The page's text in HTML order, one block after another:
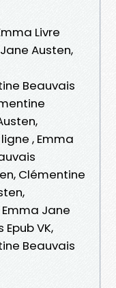
Livre
Austen,
Beauvais
, Emma
Clémentine
Jane
VK,
Beauvais